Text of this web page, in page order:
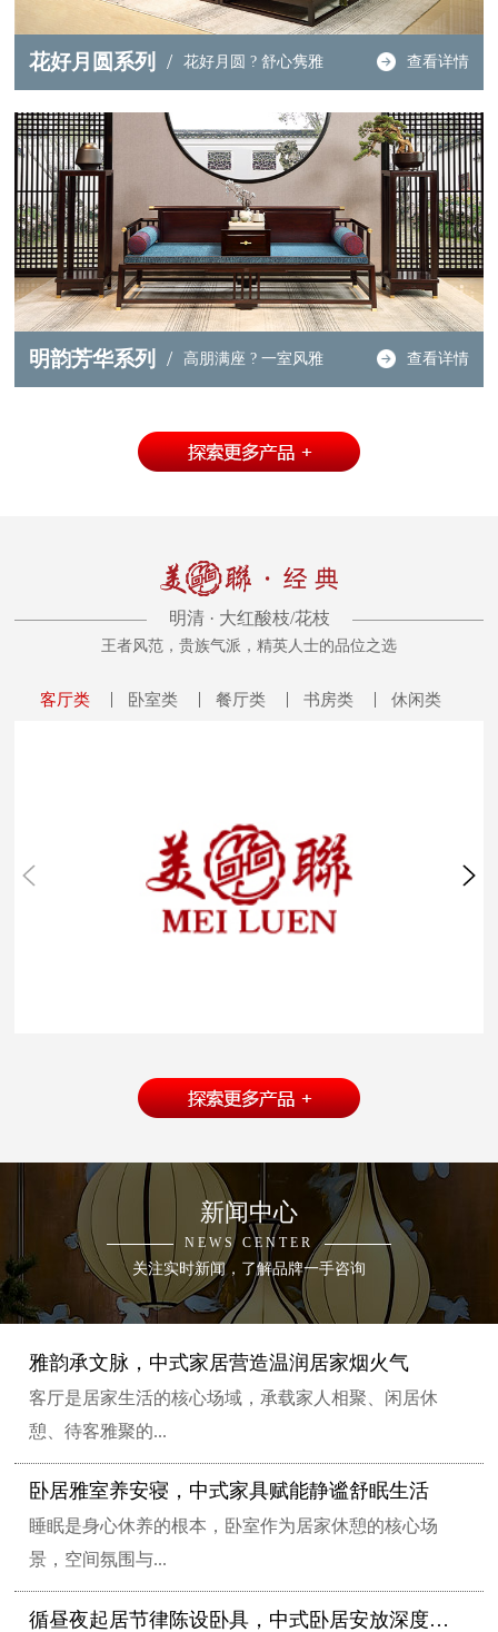
花好月圆系列 / 花好月圆 ? 舒心隽雅 查看详情
明韵芳华系列 / 高朋满座 ? 一室风雅 查看详情
明清 · 大红酸枝/花枝
王者风范，贵族气派，精英人士的品位之选
客厅类 卧室类 餐厅类 书房类 休闲类
新闻中心
NEWS CENTER
关注实时新闻，了解品牌一手咨询
雅韵承文脉，中式家居营造温润居家烟火气
客厅是居家生活的核心场域，承载家人相聚、闲居休
憩、待客雅聚的...
卧居雅室养安寝，中式家具赋能静谧舒眠生活
睡眠是身心休养的根本，卧室作为居家休憩的核心场
景，空间氛围与...
循昼夜起居节律陈设卧具，中式卧居安放深度安眠